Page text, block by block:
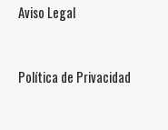
Aviso Legal
Política de Privacidad